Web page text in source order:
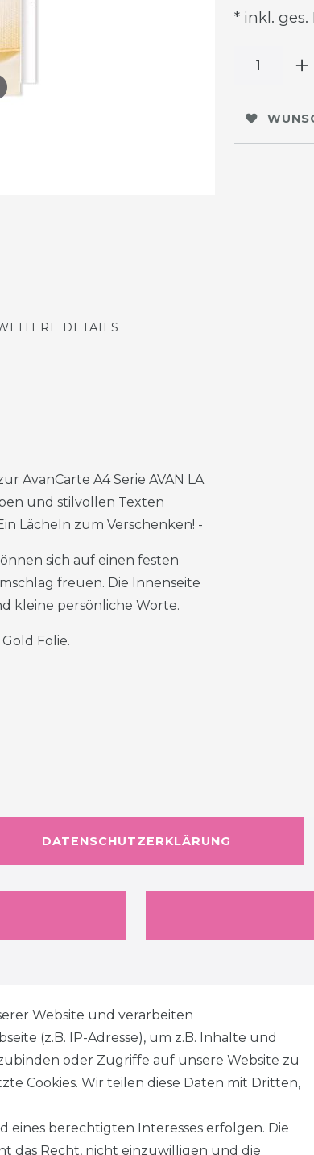
* inkl. ges.
DETAILS
AvanCarte A4 Serie AVAN LA
und stilvollen Texten
Lächeln zum Verschenken! -
sich auf einen festen
freuen. Die Innenseite
kleine persönliche Worte.
Folie.
DATENSCHUTZERKLÄRUNG
Website und verarbeiten
(z.B. IP-Adresse), um z.B. Inhalte und
oder Zugriffe auf unsere Website zu
Cookies. Wir teilen diese Daten mit Dritten,
berechtigten Interesses erfolgen. Die
das Recht, nicht einzuwilligen und die